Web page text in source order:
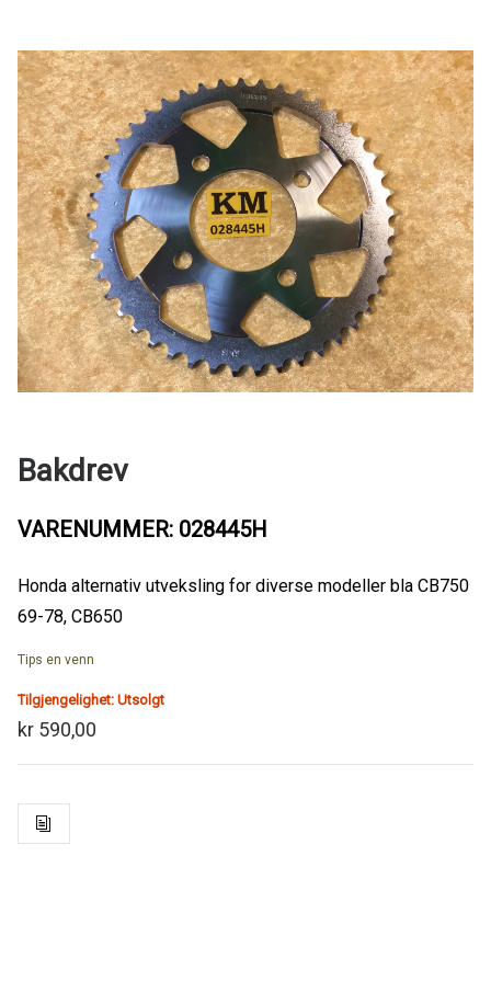
Bakdrev
VARENUMMER: 028445H
Honda alternativ utveksling for diverse modeller bla CB750
69-78, CB650
Tips en venn
Tilgjengelighet: Utsolgt
kr 590,00